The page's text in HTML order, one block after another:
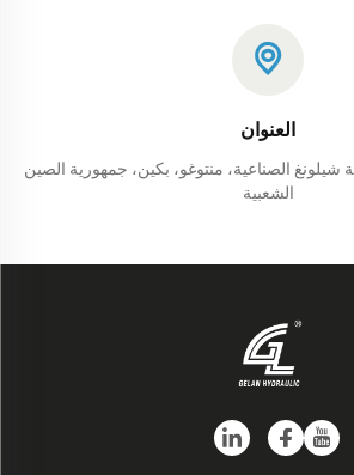
العنوان
شيلونغ الصناعية، منتوغو، بكين، جمهورية الصين
الشعبية